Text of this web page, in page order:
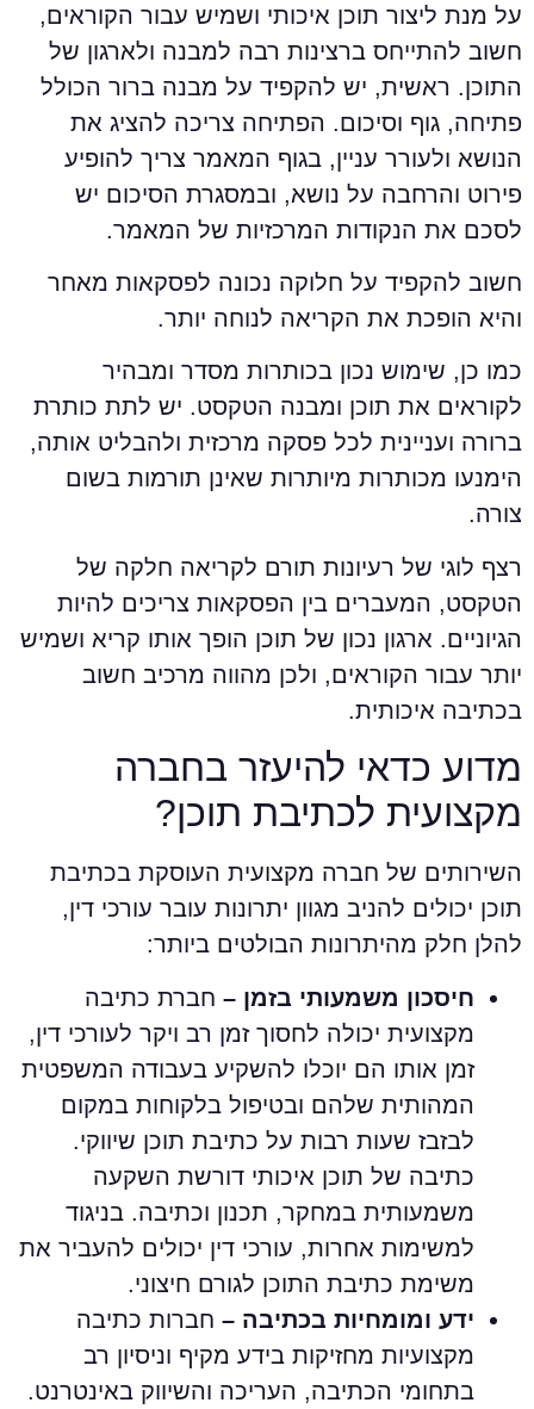
על מנת ליצור תוכן איכותי ושמיש עבור הקוראים,
חשוב להתייחס ברצינות רבה למבנה ולארגון של
התוכן. ראשית, יש להקפיד על מבנה ברור הכולל
פתיחה, גוף וסיכום. הפתיחה צריכה להציג את
הנושא ולעורר עניין, בגוף המאמר צריך להופיע
פירוט והרחבה על נושא, ובמסגרת הסיכום יש
לסכם את הנקודות המרכזיות של המאמר.
חשוב להקפיד על חלוקה נכונה לפסקאות מאחר
והיא הופכת את הקריאה לנוחה יותר.
כמו כן, שימוש נכון בכותרות מסדר ומבהיר
לקוראים את תוכן ומבנה הטקסט. יש לתת כותרת
ברורה ועניינית לכל פסקה מרכזית ולהבליט אותה,
הימנעו מכותרות מיותרות שאינן תורמות בשום
צורה.
רצף לוגי של רעיונות תורם לקריאה חלקה של
הטקסט, המעברים בין הפסקאות צריכים להיות
הגיוניים. ארגון נכון של תוכן הופך אותו קריא ושמיש
יותר עבור הקוראים, ולכן מהווה מרכיב חשוב
בכתיבה איכותית.
מדוע כדאי להיעזר בחברה
מקצועית לכתיבת תוכן?
השירותים של חברה מקצועית העוסקת בכתיבת
תוכן יכולים להניב מגוון יתרונות עובר עורכי דין,
להלן חלק מהיתרונות הבולטים ביותר:
חיסכון משמעותי בזמן – חברת כתיבה
מקצועית יכולה לחסוך זמן רב ויקר לעורכי דין,
זמן אותו הם יוכלו להשקיע בעבודה המשפטית
המהותית שלהם ובטיפול בלקוחות במקום
לבזבז שעות רבות על כתיבת תוכן שיווקי.
כתיבה של תוכן איכותי דורשת השקעה
משמעותית במחקר, תכנון וכתיבה. בניגוד
למשימות אחרות, עורכי דין יכולים להעביר את
משימת כתיבת התוכן לגורם חיצוני.
ידע ומומחיות בכתיבה –חברות כתיבה
מקצועיות מחזיקות בידע מקיף וניסיון רב
בתחומי הכתיבה, העריכה והשיווק באינטרנט.